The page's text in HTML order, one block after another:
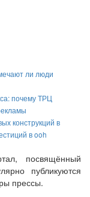
ли люди
почему ТРЦ
конструкций в
в ooh
посвящённый
публикуются
прессы.